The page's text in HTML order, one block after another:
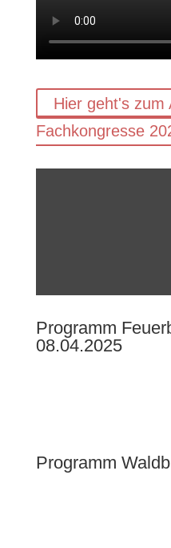
Hier geht's zum
Fachkongresse
Programm
08.04.2025
Programm